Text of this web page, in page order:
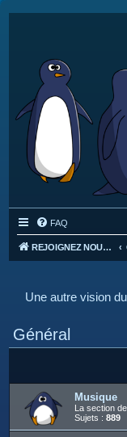
FAQ
REJOIGNEZ NOUS SUR DISCORD : https://discord.gg/4C2Bvub
Une autre vision
Général
Musique
La section
Sujets : 889